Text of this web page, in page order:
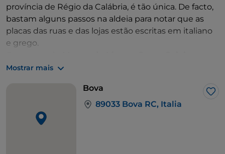
província de Régio da Calábria, é tão única. De facto,
bastam alguns passos na aldeia para notar que as
placas das ruas e das lojas estão escritas em italiano
e grego.
"Gerhard Rohlfs"
a cultura greco-calabresa durante a maior parte da
sua vida. Com a ajuda de um guia local, visitará os
artefactos mais importantes. Fotografias tiradas por
Rohlfs de vários trajes tradicionais, um testemunho
Mostrar mais
Bova
89033 Bova RC, Italia